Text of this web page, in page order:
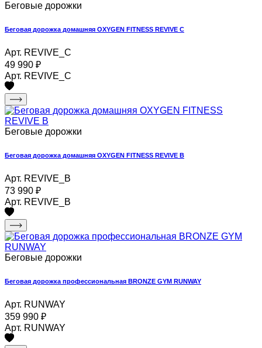
Беговые дорожки
Беговая дорожка домашняя OXYGEN FITNESS REVIVE C
Арт. REVIVE_C
49 990 ₽
Арт. REVIVE_C
Беговые дорожки
Беговая дорожка домашняя OXYGEN FITNESS REVIVE B
Арт. REVIVE_B
73 990 ₽
Арт. REVIVE_B
Беговые дорожки
Беговая дорожка профессиональная BRONZE GYM RUNWAY
Арт. RUNWAY
359 990 ₽
Арт. RUNWAY